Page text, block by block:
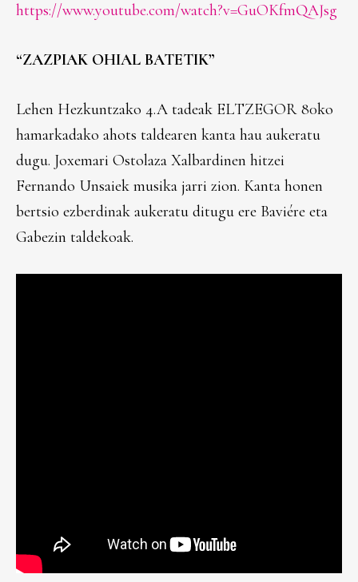
https://www.youtube.com/watch?v=GuOKfmQAJsg
“ZAZPIAK OHIAL BATETIK”
Lehen Hezkuntzako 4.A tadeak ELTZEGOR 80ko
hamarkadako ahots taldearen kanta hau aukeratu
dugu. Joxemari Ostolaza Xalbardinen hitzei
Fernando Unsaiek musika jarri zion. Kanta honen
bertsio ezberdinak aukeratu ditugu ere Baviére eta
Gabezin taldekoak.